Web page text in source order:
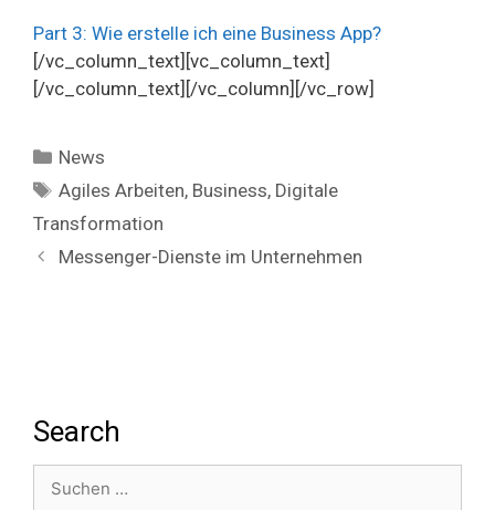
Part 3: Wie erstelle ich eine Business App?
[/vc_column_text][vc_column_text]
[/vc_column_text][/vc_column][/vc_row]
Kategorien
News
Schlagwörter
Agiles Arbeiten, Business, Digitale
Transformation
Messenger-Dienste im Unternehmen
Search
nach: